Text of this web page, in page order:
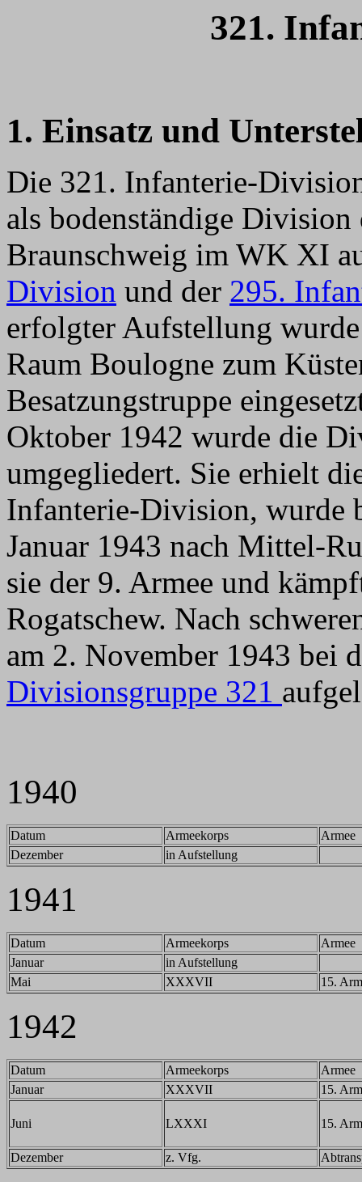
321.
1. Einsatz und
Die 321. Infanterie-
als bodenständige
Braunschweig im WK XI
Division und der 295.
erfolgter Aufstellung
Raum Boulogne zum
Besatzungstruppe
Oktober 1942 wurde die
umgegliedert. Sie erhielt
Infanterie-Division, wurde
Januar 1943 nach Mittel-
sie der 9. Armee und
Rogatschew. Nach
am 2. November 1943 bei
Divisionsgruppe 321
1940
Datum Armeekorps
Armee
Dezember
in Aufstellung
1941
Datum Armeekorps
Armee
Januar
in Aufstellung
Mai
XXXVII 15.
1942
Datum Armeekorps
Armee
Januar
XXXVII 15.
Juni LXXXI 15.
Dezember z. Vfg.